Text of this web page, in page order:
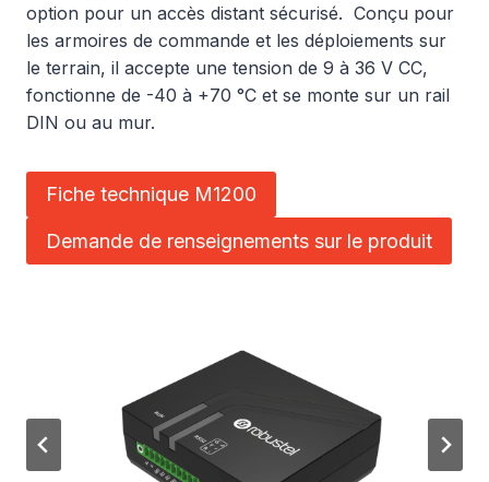
option pour un accès distant sécurisé. Conçu pour
les armoires de commande et les déploiements sur
le terrain, il accepte une tension de 9 à 36 V CC,
fonctionne de -40 à +70 °C et se monte sur un rail
DIN ou au mur.
Fiche technique M1200
Demande de renseignements sur le produit